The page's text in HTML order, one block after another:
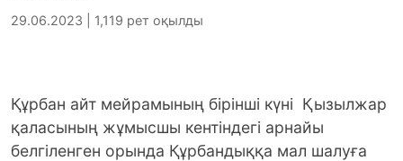
29.06.2023 | 1,119 рет оқылды
Құрбан айт мейрамының бірінші күні Қызылжар
қаласының жұмысшы кентіндегі арнайы
белгіленген орында Құрбандыққа мал шалуға